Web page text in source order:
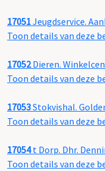
17051Jeugdservice.
Toon details van deze
17052Dieren.
Toon details van deze
17053Stokvishal.
Toon details van deze
17054t Dorp. Dhr.
Toon details van deze